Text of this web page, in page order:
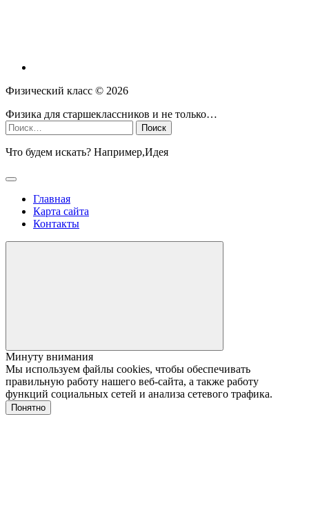
Физический класс © 2026
Физика для старшеклассников и не только…
Найти:
Что будем искать? Например,Идея
Главная
Карта сайта
Контакты
Минуту внимания
Мы используем файлы cookies, чтобы обеспечивать
правильную работу нашего веб-сайта, а также работу
функций социальных сетей и анализа сетевого трафика.
Понятно